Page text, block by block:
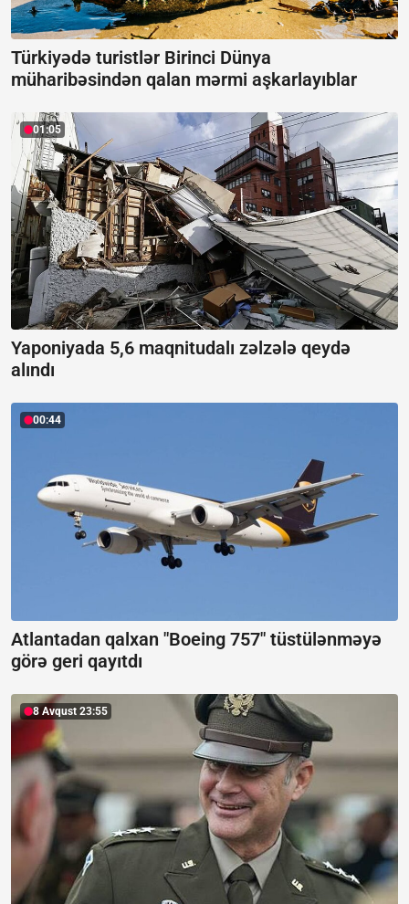
Türkiyədə turistlər Birinci Dünya
müharibəsindən qalan mərmi aşkarlayıblar
01:05
Yaponiyada 5,6 maqnitudalı zəlzələ qeydə
alındı
00:44
Atlantadan qalxan "Boeing 757" tüstülənməyə
görə geri qayıtdı
8 Avqust 23:55